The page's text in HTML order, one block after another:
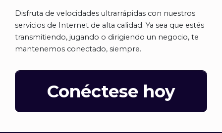
Disfruta de velocidades ultrarrápidas con nuestros
servicios de Internet de alta calidad. Ya sea que estés
transmitiendo, jugando o dirigiendo un negocio, te
mantenemos conectado, siempre.
Conéctese hoy